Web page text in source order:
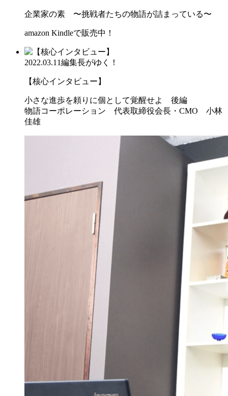
企業家の素 〜挑戦者たちの物語が詰まっている〜
amazon Kindleで販売中！
2022.03.11編集長がゆく！
【核心インタビュー】
小さな進歩を頼りに個として覚醒せよ 後編
物語コーポレーション 代表取締役会長・CMO 小林
佳雄